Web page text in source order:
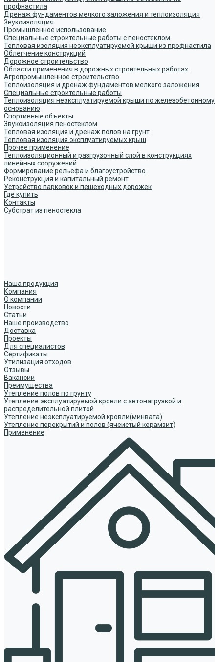
профнастила
Дренаж фундаментов мелкого заложения и теплоизоляция
Звукоизоляция
Промышленное использование
Специальные строительные работы с пеностеклом
Тепловая изоляция неэксплуатируемой крыши из профнастила
Облегчение конструкций
Дорожное строительство
Области применения в дорожных строительных работах
Агропромышленное строительство
Теплоизоляция и дренаж фундаментов мелкого заложения
Специальные строительные работы
Теплоизоляция неэксплуатируемой крыши по железобетонному
основанию
Спортивные объекты
Звукоизоляция пеностеклом
Тепловая изоляция и дренаж полов на грунт
Тепловая изоляция эксплуатируемых крыш
Прочее применение
Теплоизоляционный и разгрузочный слой в конструкциях
линейных сооружений
Формирование рельефа и благоустройство
Реконструкция и капитальный ремонт
Устройство парковок и пешеходных дорожек
Где купить
Контакты
Субстрат из пеностекла
Наша продукция
Компания
О компании
Новости
Статьи
Наше производство
Доставка
Проекты
Для специалистов
Сертификаты
Утилизация отходов
Отзывы
Вакансии
Преимущества
Утепление полов по грунту
Утепление эксплуатируемой кровли с автонагрузкой и
распределительной плитой
Утепление неэксплуатируемой кровли(минвата)
Утепление перекрытий и полов (ячеистый керамзит)
Применение